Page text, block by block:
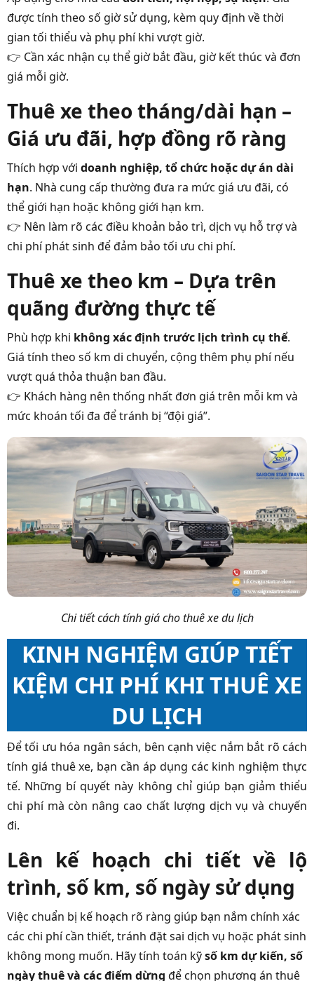
được tính theo số giờ sử dụng, kèm quy định về thời
gian tối thiểu và phụ phí khi vượt giờ.
👉 Cần xác nhận cụ thể giờ bắt đầu, giờ kết thúc và đơn
giá mỗi giờ.
Thuê xe theo tháng/dài hạn –
Giá ưu đãi, hợp đồng rõ ràng
Thích hợp với doanh nghiệp, tổ chức hoặc dự án dài
hạn. Nhà cung cấp thường đưa ra mức giá ưu đãi, có
thể giới hạn hoặc không giới hạn km.
👉 Nên làm rõ các điều khoản bảo trì, dịch vụ hỗ trợ và
chi phí phát sinh để đảm bảo tối ưu chi phí.
Thuê xe theo km – Dựa trên
quãng đường thực tế
Phù hợp khi không xác định trước lịch trình cụ thể.
Giá tính theo số km di chuyển, cộng thêm phụ phí nếu
vượt quá thỏa thuận ban đầu.
👉 Khách hàng nên thống nhất đơn giá trên mỗi km và
mức khoán tối đa để tránh bị “đội giá”.
Chi tiết cách tính giá cho thuê xe du lịch
KINH NGHIỆM GIÚP TIẾT
KIỆM CHI PHÍ KHI THUÊ XE
DU LỊCH
Để tối ưu hóa ngân sách, bên cạnh việc nắm bắt rõ cách
tính giá thuê xe, bạn cần áp dụng các kinh nghiệm thực
tế. Những bí quyết này không chỉ giúp bạn giảm thiểu
chi phí mà còn nâng cao chất lượng dịch vụ và chuyến
đi.
Lên kế hoạch chi tiết về lộ
trình, số km, số ngày sử dụng
Việc chuẩn bị kế hoạch rõ ràng giúp bạn nắm chính xác
các chi phí cần thiết, tránh đặt sai dịch vụ hoặc phát sinh
không mong muốn. Hãy tính toán kỹsố km dự kiến, số
ngày thuê và các điểm dừng để chọn phương án thuê